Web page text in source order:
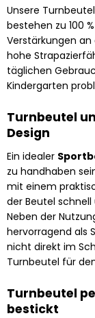
Unsere
bestehen zu 100
Verstärkungen
hohe
täglichen
Kindergarten
Turnbeutel
Design
Ein idealer
zu handhaben
mit einem
der Beutel
Neben der
hervorragend als
nicht direkt im
Turnbeutel für
Turnbeutel
bestickt